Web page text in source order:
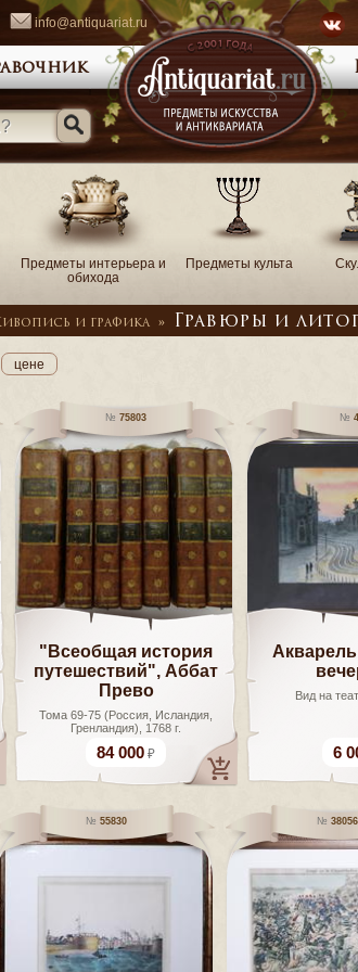
info@antiquariat.ru
Предметы интерьера и
обихода
Предметы культа
и графика » Гравюры и
цене
75803
"Всеобщая история
путешествий", Аббат
Прево
Тома 69-75 (Россия, Исландия,
Гренландия), 1768 г.
84 000
Вид на
6
55830 38056